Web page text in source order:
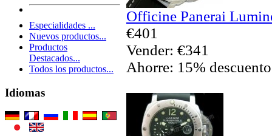
Especialidades ...
Nuevos productos...
Productos
Destacados...
Todos los productos...
Idiomas
Officine Panerai
€401
Vender: €341
Ahorre: 15% descuento